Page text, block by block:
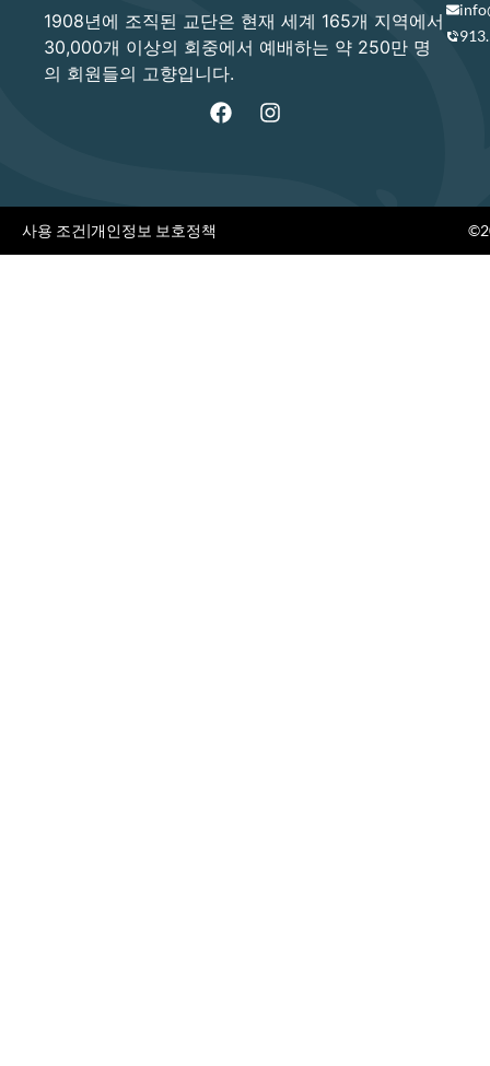
1908년에 조직된 교단은 현재 세계 165개 지역에서
30,000개 이상의 회중에서 예배하는 약 250만 명
의 회원들의 고향입니다.
사용 조건|개인정보 보호정책